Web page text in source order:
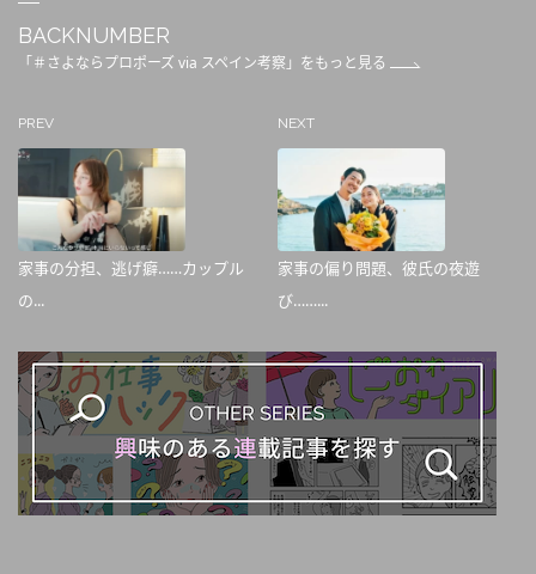
BACKNUMBER
「＃さよならプロポーズ via スペイン考察」をもっと見る
PREV
家事の分担、逃げ癖……カップル
の...
NEXT
家事の偏り問題、彼氏の夜遊
び……...